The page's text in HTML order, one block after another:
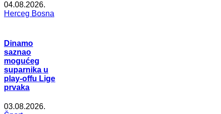
04.08.2026.
Herceg Bosna
Dinamo
saznao
mogućeg
suparnika u
play-offu Lige
prvaka
03.08.2026.